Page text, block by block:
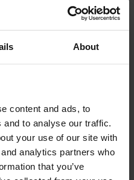
About
content and ads, to
to analyse our traffic.
your use of our site with
analytics partners who
that you’ve
01-23-640
99KR
i önskelista Lägg